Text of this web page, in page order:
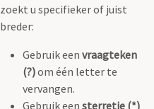
zoekt u specifieker of juist
breder:
Gebruik een vraagteken
(?)om één letter te
vervangen.
Gebruik een sterretje (*)